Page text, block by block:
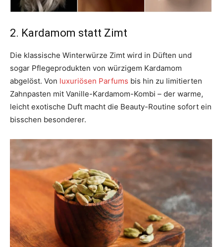
2. Kardamom statt Zimt
Die klassische Winterwürze Zimt wird in Düften und
sogar Pflegeprodukten von würzigem Kardamom
abgelöst. Von luxuriösen Parfums bis hin zu limitierten
Zahnpasten mit Vanille-Kardamom-Kombi – der warme,
leicht exotische Duft macht die Beauty-Routine sofort ein
bisschen besonderer.